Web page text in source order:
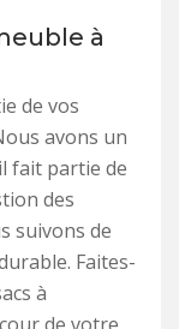
à
de vos
avons un
fait partie de
des
suivons de
Faites-
à